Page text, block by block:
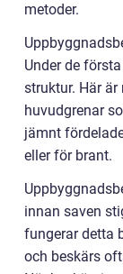
metoder.
Under de
struktur. Här
huvudgrenar
jämnt
eller för brant.
innan saven
fungerar detta
och beskärs